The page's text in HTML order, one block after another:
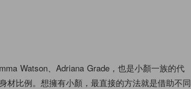
Watson、Adriana Grade，也是小顏一族的代
材比例。想擁有小顏，最直接的方法就是借助不同